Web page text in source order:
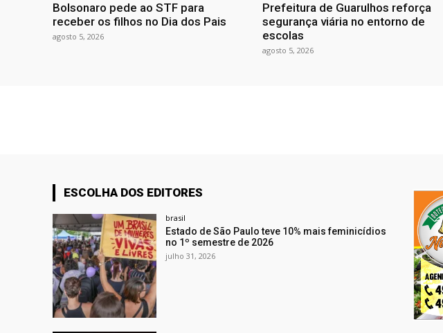
Bolsonaro pede ao STF para
receber os filhos no Dia dos Pais
agosto 5, 2026
Prefeitura de Guarulhos reforça
segurança viária no entorno de
escolas
agosto 5, 2026
ESCOLHA DOS EDITORES
brasil
Estado de São Paulo teve 10% mais feminicídios
no 1º semestre de 2026
julho 31, 2026